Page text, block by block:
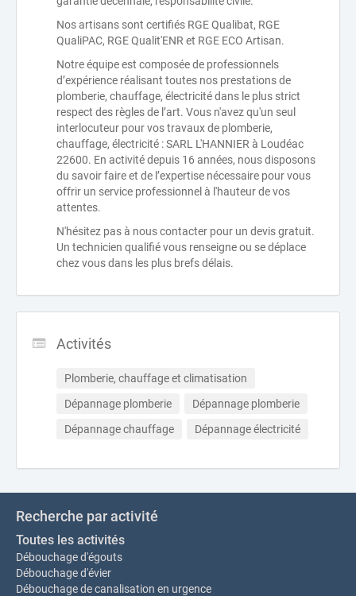
Nos artisans sont certifiés RGE Qualibat, RGE
QualiPAC, RGE Qualit'ENR et RGE ECO Artisan.
Notre équipe est composée de professionnels
d’expérience réalisant toutes nos prestations de
plomberie, chauffage, électricité dans le plus strict
respect des règles de l’art. Vous n'avez qu'un seul
interlocuteur pour vos travaux de plomberie,
chauffage, électricité : SARL L'HANNIER à Loudéac
22600. En activité depuis 16 années, nous disposons
du savoir faire et de l’expertise nécessaire pour vous
offrir un service professionnel à l'hauteur de vos
attentes.
N'hésitez pas à nous contacter pour un devis gratuit.
Un technicien qualifié vous renseigne ou se déplace
chez vous dans les plus brefs délais.
Activités
Plomberie, chauffage et climatisation
Dépannage plomberie
Dépannage plomberie
Dépannage chauffage
Dépannage électricité
Recherche par activité
Toutes les activités
Débouchage d'égouts
Débouchage d'évier
Débouchage de canalisation en urgence